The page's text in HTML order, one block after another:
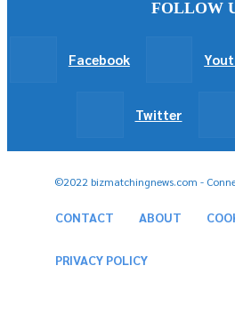
FOLLOW
Facebook
Twitter
©2022 bizmatchingnews.com -
CONTACT ABOUT
PRIVACY POLICY